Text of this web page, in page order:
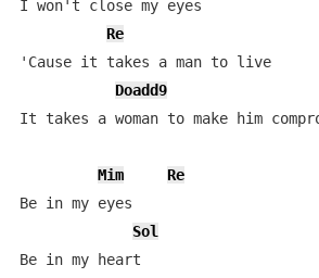
I won't close my eyes
Re
'Cause it takes a man to live
Doadd9
It takes a woman to make him
Mim
Re
Be in my eyes
Sol
Be in my heart